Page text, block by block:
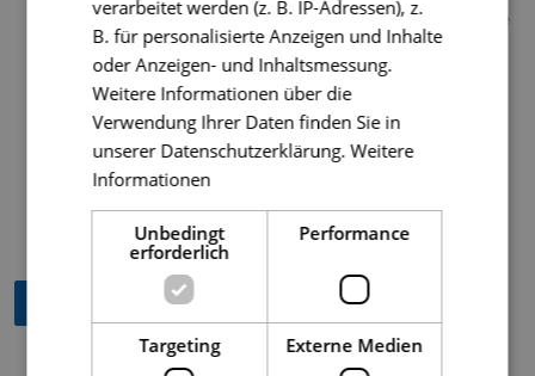
zwischen Zentrum und Ludwigshöhe als eigenständige
Linie. Die Aufteilung gilt der übersichtlicheren
Fahrplangestaltung.
Die Fahrtzeiten bleiben analog zur bisherigen Linie 6
bestehen und ein Umstieg am Zentrum auf die Linie 6
zum Klinikum ist weiterhin möglich.
Der Fahrweg verläuft künftig
Kotterner Straße, stadteinwärts wie bisher über die
Keselstraße.
Fahrplan der Linie 11 ab 14.12. (PDF)
verarbeitet werden (z. B. IP-Adressen), z.
B. für personalisierte Anzeigen und Inhalte
oder Anzeigen- und Inhaltsmessung.
Weitere Informationen über die
Verwendung Ihrer Daten finden Sie in
unserer Datenschutzerklärung.Weitere
Informationen
Unbedingt
erforderlich
Performance
Targeting Externe Medien